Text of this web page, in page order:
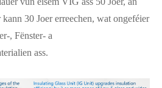
30 Joer erreechen, wat ongeféier
, Fënster- a
ass.